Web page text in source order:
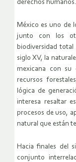
derechos humanos.
México es uno de
junto con los
biodiversidad
siglo XV, la
mexicana con su
recursos
lógica de
interesa resaltar
procesos de uso,
natural que están
Hacia finales del
conjunto